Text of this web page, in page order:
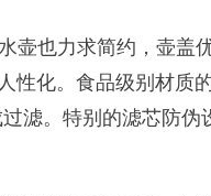
也力求简约，壶盖优
性化。食品级别材质
滤。特别的滤芯防伪